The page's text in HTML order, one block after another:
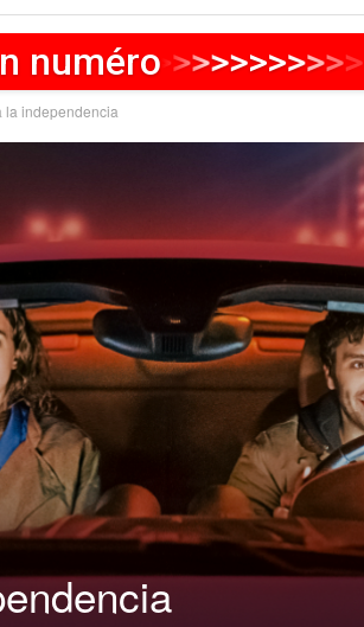
numéro>>>>>>>>>>>
la independencia